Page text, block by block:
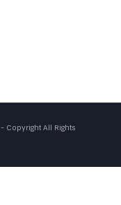
- Copyright All Rights